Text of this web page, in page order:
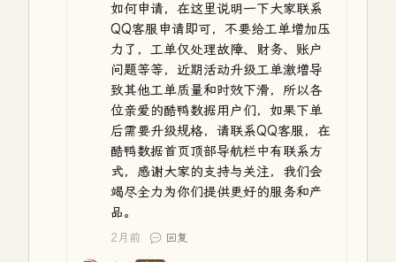
如何申请，在这里说明一下大家联系
QQ客服申请即可，不要给工单增加压
力了，工单仅处理故障、财务、账户
问题等等，近期活动升级工单激增导
致其他工单质量和时效下滑，所以各
位亲爱的酷鸭数据用户们，如果下单
后需要升级规格，请联系QQ客服，在
酷鸭数据首页顶部导航栏中有联系方
式，感谢大家的支持与关注，我们会
竭尽全力为你们提供更好的服务和产
品。
2月前 回复